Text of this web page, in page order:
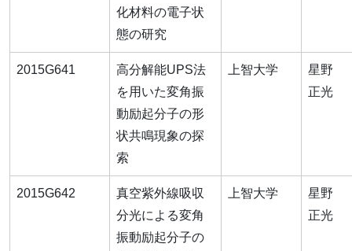
化材料の電子状
態の研究
2015G641
高分解能UPS法
を用いた変角振
動励起分子の形
状共鳴現象の探
索
上智大学
星野
正光
2015G642
真空紫外線吸収
分光による変角
振動励起分子の
上智大学
星野
正光